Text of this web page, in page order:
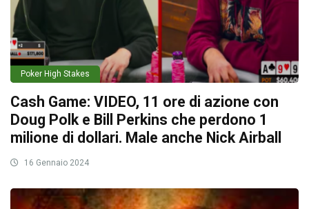
Poker High Stakes
Cash Game: VIDEO, 11 ore di azione con
Doug Polk e Bill Perkins che perdono 1
milione di dollari. Male anche Nick Airball
16 Gennaio 2024